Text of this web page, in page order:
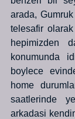
arada,
telesafir
hepimizden
konumunda
boylece
home
saatlerinde
arkadasi